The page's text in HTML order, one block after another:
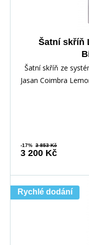
Šatní skříň
Šatní skříň ze
Jasan Coimbra
-17% 3 853 Kč
3 200 Kč
Rychlé dodání